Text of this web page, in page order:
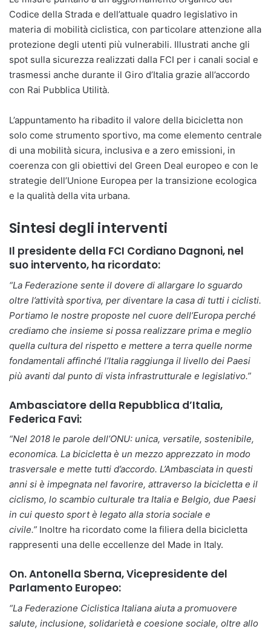
Codice della Strada e dell’attuale quadro legislativo in
materia di mobilità ciclistica, con particolare attenzione alla
protezione degli utenti più vulnerabili. Illustrati anche gli
spot sulla sicurezza realizzati dalla FCI per i canali social e
trasmessi anche durante il Giro d’Italia grazie all’accordo
con Rai Pubblica Utilità.
L’appuntamento ha ribadito il valore della bicicletta non
solo come strumento sportivo, ma come elemento centrale
di una mobilità sicura, inclusiva e a zero emissioni, in
coerenza con gli obiettivi del Green Deal europeo e con le
strategie dell’Unione Europea per la transizione ecologica
e la qualità della vita urbana.
Sintesi degli interventi
Il presidente della FCI Cordiano Dagnoni, nel
suo intervento, ha ricordato:
“La Federazione sente il dovere di allargare lo sguardo
oltre l’attività sportiva, per diventare la casa di tutti i ciclisti.
Portiamo le nostre proposte nel cuore dell’Europa perché
crediamo che insieme si possa realizzare prima e meglio
quella cultura del rispetto e mettere a terra quelle norme
fondamentali affinché l’Italia raggiunga il livello dei Paesi
più avanti dal punto di vista infrastrutturale e legislativo.”
Ambasciatore della Repubblica d’Italia,
Federica Favi:
“Nel 2018 le parole dell’ONU: unica, versatile, sostenibile,
economica. La bicicletta è un mezzo apprezzato in modo
trasversale e mette tutti d’accordo. L’Ambasciata in questi
anni si è impegnata nel favorire, attraverso la bicicletta e il
ciclismo, lo scambio culturale tra Italia e Belgio, due Paesi
in cui questo sport è legato alla storia sociale e
civile.” Inoltre ha ricordato come la filiera della bicicletta
rappresenti una delle eccellenze del Made in Italy.
On. Antonella Sberna, Vicepresidente del
Parlamento Europeo:
“La Federazione Ciclistica Italiana aiuta a promuovere
salute, inclusione, solidarietà e coesione sociale, oltre allo